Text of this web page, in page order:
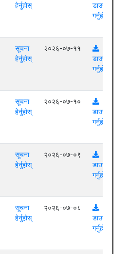
हेर्नुहोस्
डाउनलोड
गर्नुहोस्
सूचना
हेर्नुहोस्
२०२६-०७-११
डाउनलोड
गर्नुहोस्
सूचना
हेर्नुहोस्
२०२६-०७-१०
डाउनलोड
गर्नुहोस्
सूचना
हेर्नुहोस्
२०२६-०७-०९
डाउनलोड
गर्नुहोस्
सूचना
हेर्नुहोस्
२०२६-०७-०८
डाउनलोड
गर्नुहोस्